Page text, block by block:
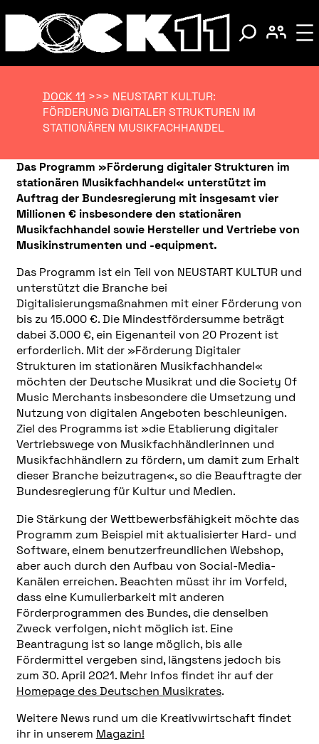
DOCK 11 >>> NEUSTART KULTUR:
FÖRDERUNG DIGITALER STRUKTUREN IM
STATIONÄREN MUSIKFACHHANDEL
Das Programm »Förderung digitaler Strukturen im
stationären Musikfachhandel« unterstützt im
Auftrag der Bundesregierung mit insgesamt vier
Millionen € insbesondere den stationären
Musikfachhandel sowie Hersteller und Vertriebe von
Musikinstrumenten und -equipment.
Das Programm ist ein Teil von NEUSTART KULTUR und
unterstützt die Branche bei
Digitalisierungsmaßnahmen mit einer Förderung von
bis zu 15.000 €. Die Mindestfördersumme beträgt
dabei 3.000 €, ein Eigenanteil von 20 Prozent ist
erforderlich. Mit der »Förderung Digitaler
Strukturen im stationären Musikfachhandel«
möchten der Deutsche Musikrat und die Society Of
Music Merchants insbesondere die Umsetzung und
Nutzung von digitalen Angeboten beschleunigen.
Ziel des Programms ist »die Etablierung digitaler
Vertriebswege von Musikfachhändlerinnen und
Musikfachhändlern zu fördern, um damit zum Erhalt
dieser Branche beizutragen«, so die Beauftragte der
Bundesregierung für Kultur und Medien.
Die Stärkung der Wettbewerbsfähigkeit möchte das
Programm zum Beispiel mit aktualisierter Hard- und
Software, einem benutzerfreundlichen Webshop,
aber auch durch den Aufbau von Social-Media-
Kanälen erreichen. Beachten müsst ihr im Vorfeld,
dass eine Kumulierbarkeit mit anderen
Förderprogrammen des Bundes, die denselben
Zweck verfolgen, nicht möglich ist. Eine
Beantragung ist so lange möglich, bis alle
Fördermittel vergeben sind, längstens jedoch bis
zum 30. April 2021. Mehr Infos findet ihr auf der
Homepage des Deutschen Musikrates.
Weitere News rund um die Kreativwirtschaft findet
ihr in unserem Magazin!